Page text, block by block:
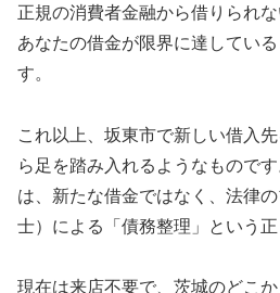
正規の消費者金融から借りられ
あなたの借金が限界に達してい
す。
これ以上、坂東市で新しい借入
ら足を踏み入れるようなもので
は、新たな借金ではなく、法律
士）による「債務整理」という正
現在は来店不要で、茨城のどこ